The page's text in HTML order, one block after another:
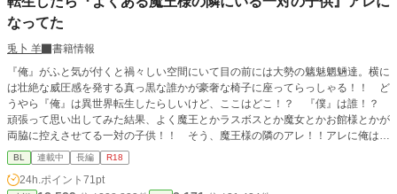
なってた
兎卜 羊
書籍情報
『俺』がふと気が付くと禍々しい空間にいて目の前には大勢の魑魅魍魎達。横に
は壮絶な威圧感を発する真っ黒な誰かが豪奢な椅子に座ってらっしゃる！！ ど
うやら『俺』は異世界転生したらしいけど、ここはどこ！？ 『僕』は誰！？
頑張って思い出してみた結果、よく魔王とかラスボスとか魔女とかお館様とかが
両脇に控えさせてる一対の子供！！ そう、魔王様の隣のアレ！！アレに俺はな
ったらしい！！ 人間だった前世を思い出したショタ、『僕』セオと、その双子
の片割れショタ、ネオの魔王様の隣のアレとしての日常。合言葉は『僕』の常識
『俺』の非常識！！！ 山も無ければ落ちも無く意味の無い日常を不定期
BL 連載中 長編 R18
24h.ポイント 71pt